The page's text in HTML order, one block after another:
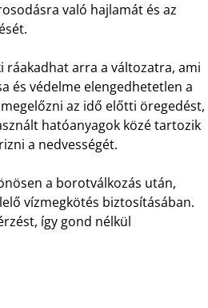
való hajlamát és az
ráakadhat arra a változatra, ami
és védelme elengedhetetlen a
az idő előtti öregedést,
hatóanyagok közé tartozik
a nedvességét.
a borotválkozás után,
vízmegkötés biztosításában.
így gond nélkül